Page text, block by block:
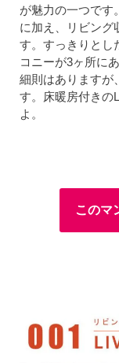
が魅力の一つです
に加え、リビング
す。すっきりとし
コニーが3ヶ所に
細則はありますが
す。床暖房付きの
よ。
このマ